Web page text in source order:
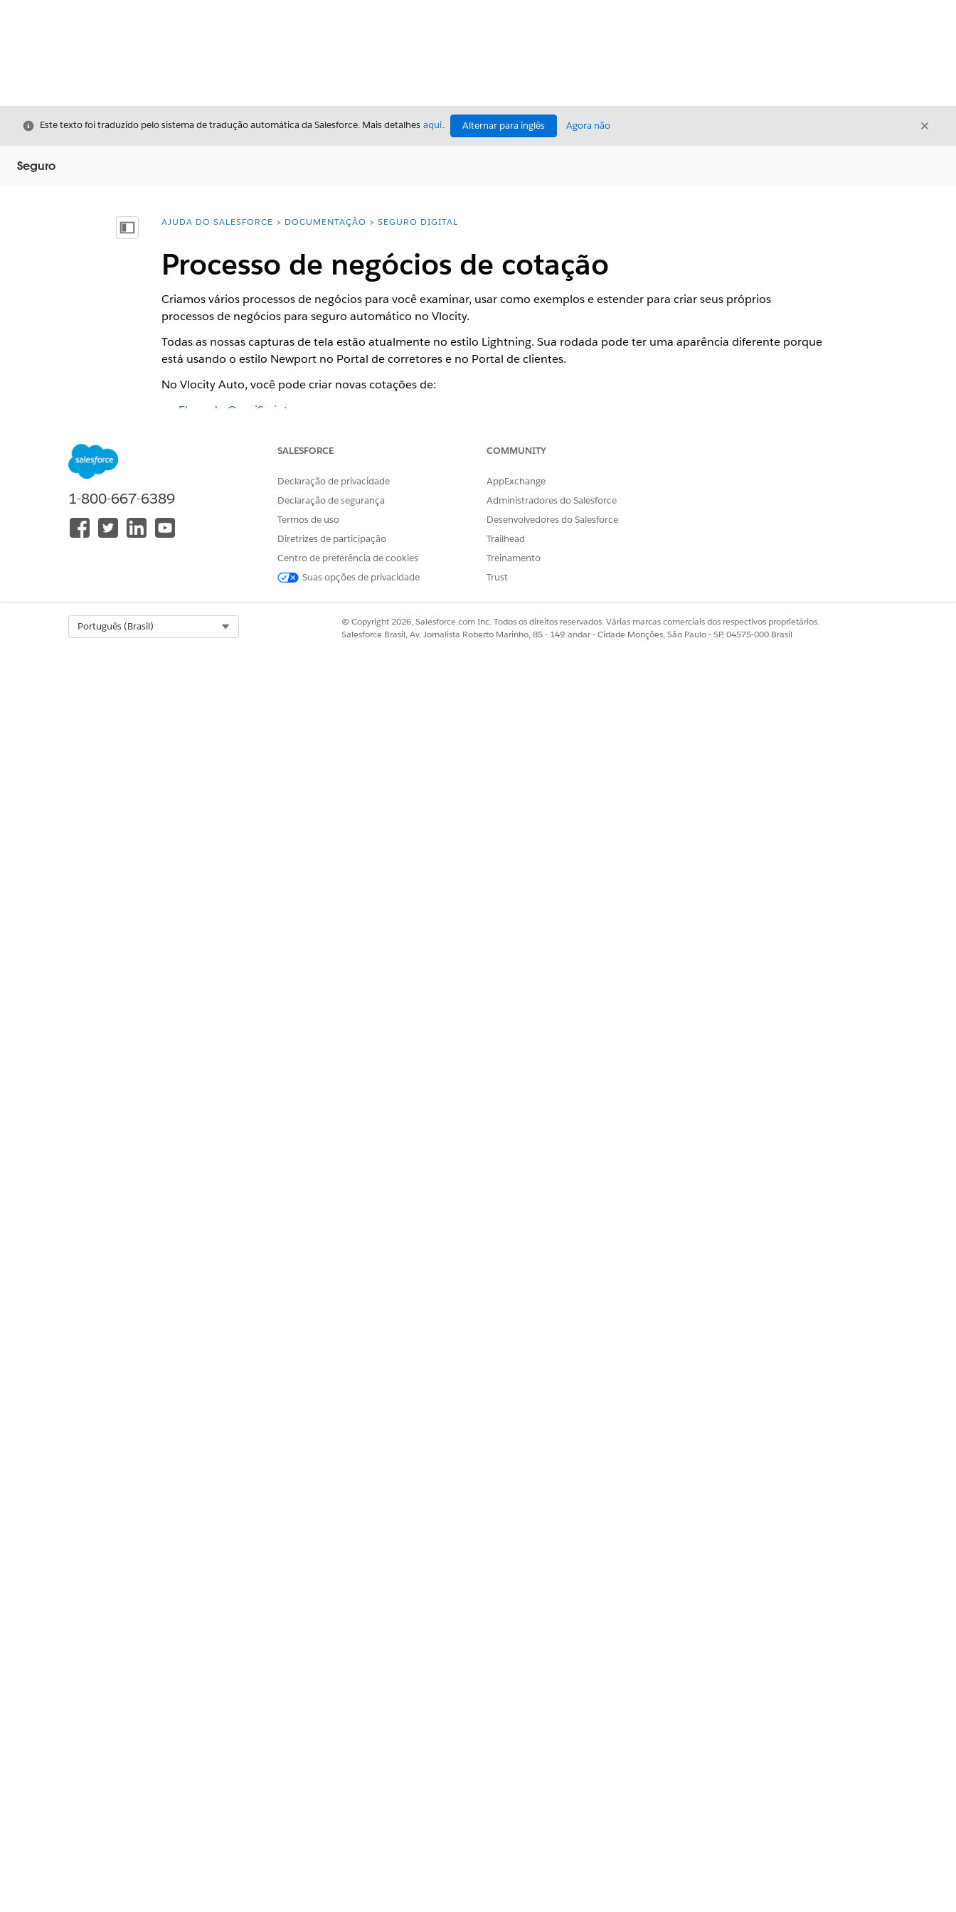
Fechar
Este texto foi traduzido pelo sistema de tradução automática da Salesforce. Mais detalhes aqui. Alternar para inglês Agora não Fechar
Seguro
Mostrar índiceVocê está aqui:
AJUDA DO SALESFORCE DOCUMENTAÇÃO SEGURO DIGITAL
Processo de negócios de cotação
Criamos vários processos de negócios para você examinar, usar como exemplos e estender para criar seus próprios
processos de negócios para seguro automático no Vlocity.
Todas as nossas capturas de tela estão atualmente no estilo Lightning. Sua rodada pode ter uma aparência diferente porque
está usando o estilo Newport no Portal de corretores e no Portal de clientes.
No Vlocity Auto, você pode criar novas cotações de:
Fluxo do OmniScript
Siga um fluxo de trabalho fácil de usar e crie uma cotação no console Lex, que é criado com Componentes da Web
Os titulares de apólice podem seguir um fluxo guiado para criar rapidamente cotações para Seguro automático.
OmniScript de cotação automática
UI de cotação automática
Siga um fluxo de trabalho fácil de usar e crie uma cotação no console Lex, que é criado com Componentes da Web Lightning.
1-800-667-6389
SALESFORCE
Declaração de privacidade
Declaração de segurança
Termos de uso
Diretrizes de participação
Centro de preferência de cookies
Suas opções de privacidade
COMMUNITY
AppExchange
Administradores do Salesforce
Desenvolvedores do Salesforce
Trailhead
Treinamento
Trust
Português (Brasil)
© Copyright 2026, Salesforce.com Inc. Todos os direitos reservados. Várias marcas comerciais dos respectivos proprietários.
Salesforce Brasil, Av. Jornalista Roberto Marinho, 85 - 14º andar - Cidade Monções, São Paulo - SP, 04575-000 Brasil